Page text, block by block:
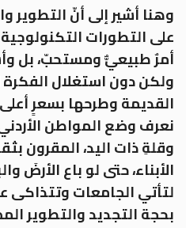
وهنا أشير إلى أنّ
على التطورات
أمرٌ طبيعيٌّ ومستحبّ، بل
ولكن دون استغلال
القديمة وطرحها بسعرٍ
نعرف وضع المواطن
وقلةِ ذات اليد، المقرون
الأبناء، حتى لو باع الأرضَ
لتأتي الجامعات وتتذاكى
بحجة التجديد والتطوير